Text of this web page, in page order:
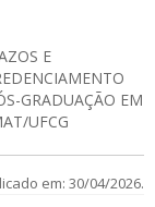
E
GRADUAÇÃO EM
UFCG
em: 30/04/2026.